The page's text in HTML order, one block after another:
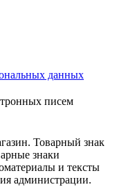
данных
писем
Товарный знак
знаки
и тексты
администрации.